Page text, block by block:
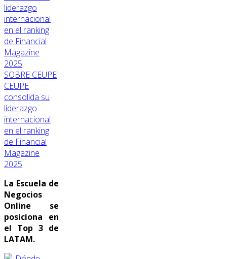
SOBRE CEUPE
CEUPE
consolida su
liderazgo
internacional
en el ranking
de Financial
Magazine
2025
La Escuela de
Negocios
Online se
posiciona en
el Top 3 de
LATAM.